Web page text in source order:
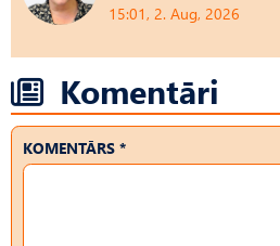
15:01, 2. Aug, 2026
Komentāri
KOMENTĀRS *